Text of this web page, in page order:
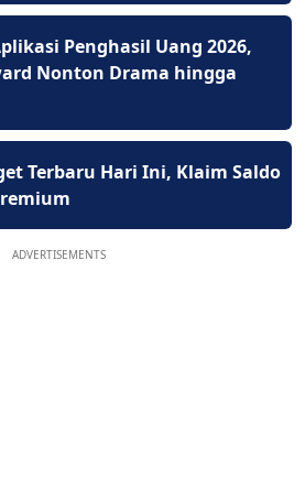
Penghasil Uang 2026,
Nonton Drama hingga
Terbaru Hari Ini, Klaim Saldo
ADVERTISEMENTS